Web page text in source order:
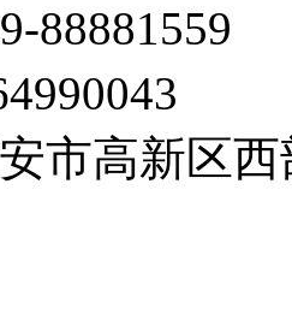
88881559
市高新区西